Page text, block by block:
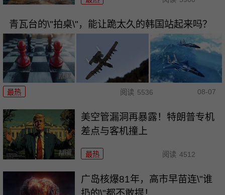
青瓦台的\"拍桌\"，能让跪太久的韩国站起来吗？
最热 阅读 5536 08-07
美空管漏洞再暴露！特朗普专机
差点与客机撞上
最热 阅读 4512
广岛核爆81年，高市早苗连\"谁